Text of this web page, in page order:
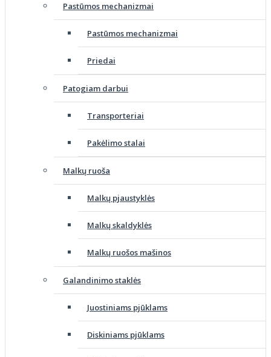
Pastūmos mechanizmai
Pastūmos mechanizmai
Priedai
Patogiam darbui
Transporteriai
Pakėlimo stalai
Malkų ruoša
Malkų pjaustyklės
Malkų skaldyklės
Malkų ruošos mašinos
Galandinimo staklės
Juostiniams pjūklams
Diskiniams pjūklams